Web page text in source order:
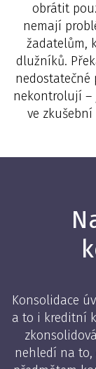
obrátit
nemají
žadatelům,
dlužníků.
nedostatečné
nekontrolují –
ve
Konsolidace
a to i kreditní
nehledí na to,